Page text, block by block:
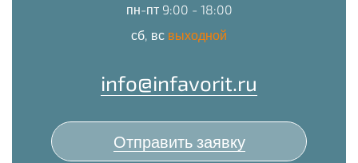
пн-пт 9:00 - 18:00
сб, вс выходной
info@infavorit.ru
Отправить заявку